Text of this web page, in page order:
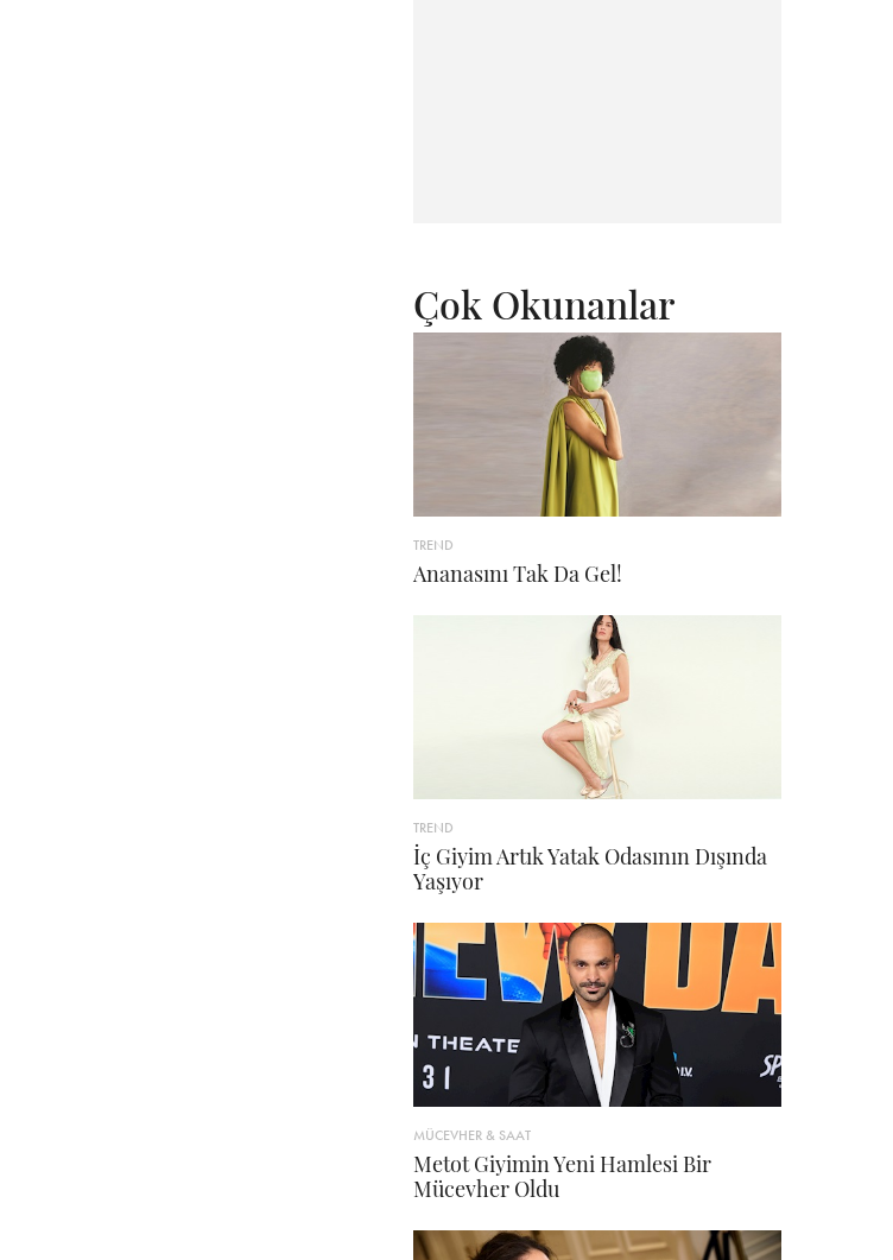
Çok Okunanlar
TREND
Ananasını Tak Da Gel!
TREND
İç Giyim Artık Yatak Odasının Dışında
Yaşıyor
MÜCEVHER & SAAT
Metot Giyimin Yeni Hamlesi Bir
Mücevher Oldu